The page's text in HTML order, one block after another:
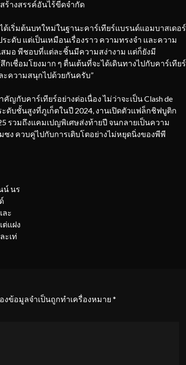
ร้างสรรค์อันไร้ขีดจำกัด
เริ่มต้นบทใหม่ในฐานะคาร์เทียร์แบรนด์แอมบาสเดอร์
ะดับ แต่เป็นเหมือนเรื่องราว ความทรงจำ และความ
มอ พีชอบที่แต่ละชิ้นมีความสง่างาม แต่ก็ยังมี
กเชื่อมโยงมาก ๆ ตื่นเต้นที่จะได้เดินทางไปกับคาร์เทียร์
ะความสนุกไปด้วยกันครับ”
กับคาร์เทียร์อย่างต่อเนื่อง ไม่ว่าจะเป็น Clash de
ะดับชั้นสูงที่ภูเก็ตในปี 2024, งานเปิดตัวแฟล็กชิฟบูติก
รวมถึงแคมเปญพิเศษส่งท้ายปี จนกลายเป็นความ
ซง ควบคู่ไปกับการเติบโตอย่างไม่หยุดนิ่งของพีพี
น์ นร
ะ
ต่แฝง
ะเท่
งข้อมูลจำเป็นถูกทำเครื่องหมาย *